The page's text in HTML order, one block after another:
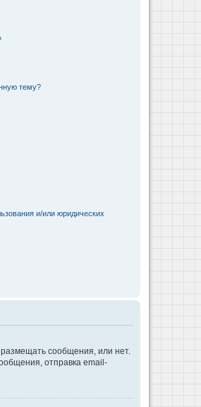
тему?
и/или юридических
сообщения, или нет.
отправка email-